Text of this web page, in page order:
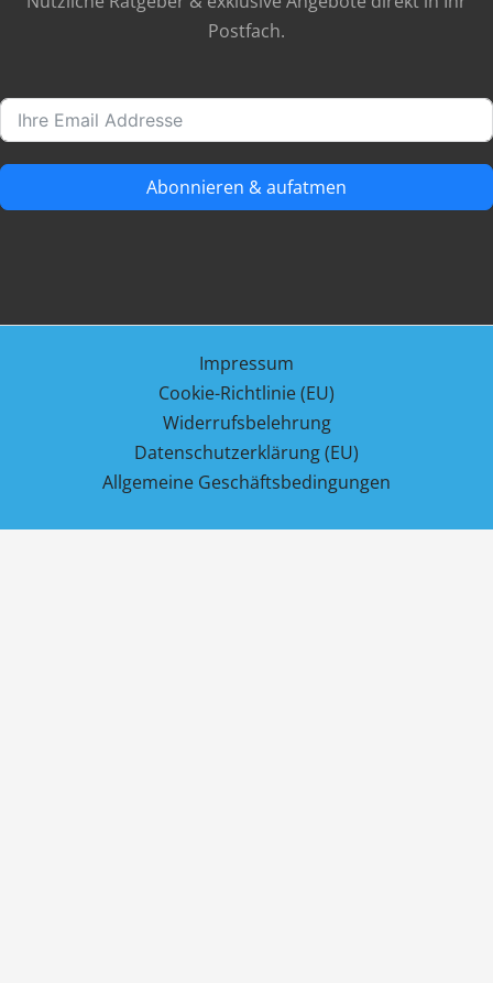
Postfach.
Abonnieren & aufatmen
Impressum
Cookie-Richtlinie (EU)
Widerrufsbelehrung
Datenschutzerklärung (EU)
Allgemeine Geschäftsbedingungen